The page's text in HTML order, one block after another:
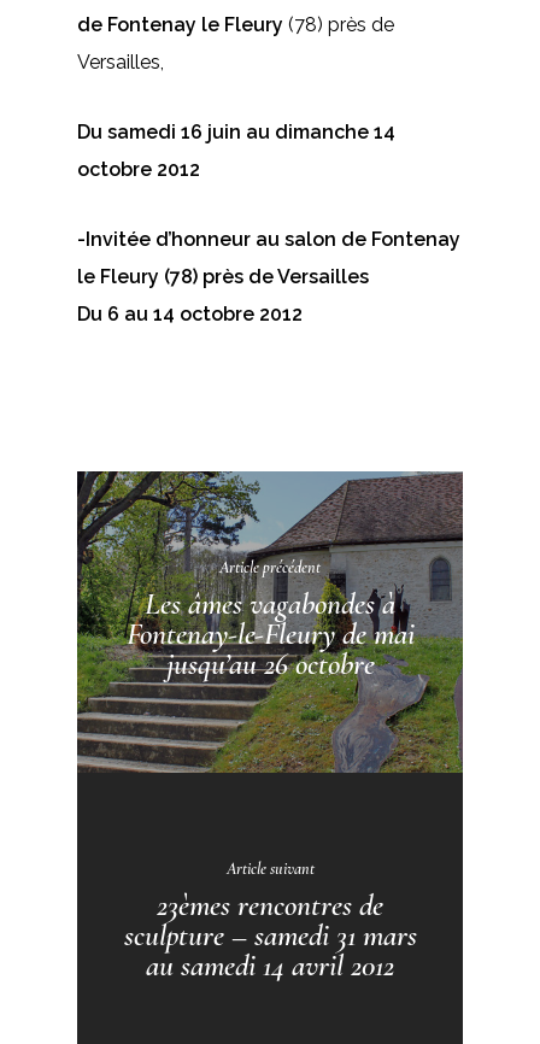
de Fontenay le Fleury (78) près de
Versailles,
Du samedi 16 juin au dimanche 14
octobre 2012
-Invitée d’honneur au salon de Fontenay
le Fleury (78) près de Versailles
Du 6 au 14 octobre 2012
Article précédent
Les âmes vagabondes à
Fontenay-le-Fleury de mai
jusqu’au 26 octobre
Article suivant
23èmes rencontres de
sculpture – samedi 31 mars
au samedi 14 avril 2012